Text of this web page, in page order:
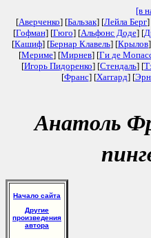
[в
[Аверченко] [Бальзак] [Лейла Берг]
[Гофман] [Гюго] [Альфонс Доде] [
[Кашиф] [Бернар Клавель] [Крылов
[Мериме] [Мирнев] [Ги де
[Игорь Пидоренко] [Стендаль] [
[Франс] [Хаггард] [
Анатоль
Начало сайта
Другие
произведения
автора